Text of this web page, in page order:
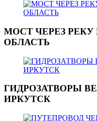
МОСТ ЧЕРЕЗ
ОБЛАСТЬ
ГИДРОЗАТВОРЫ
ИРКУТСК